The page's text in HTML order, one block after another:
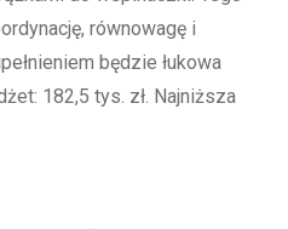
równowagę i
będzie łukowa
182,5 tys. zł. Najniższa